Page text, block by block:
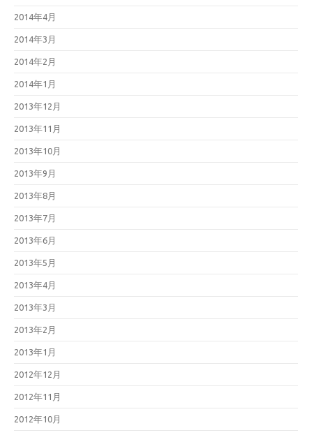
2014年4月
2014年3月
2014年2月
2014年1月
2013年12月
2013年11月
2013年10月
2013年9月
2013年8月
2013年7月
2013年6月
2013年5月
2013年4月
2013年3月
2013年2月
2013年1月
2012年12月
2012年11月
2012年10月